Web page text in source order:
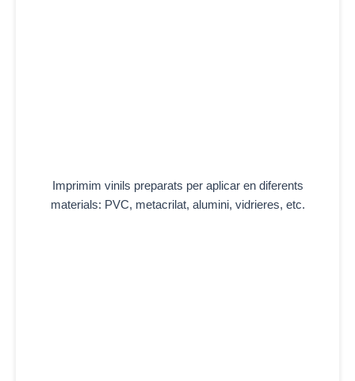
Imprimim vinils preparats per aplicar en diferents
materials: PVC, metacrilat, alumini, vidrieres, etc.